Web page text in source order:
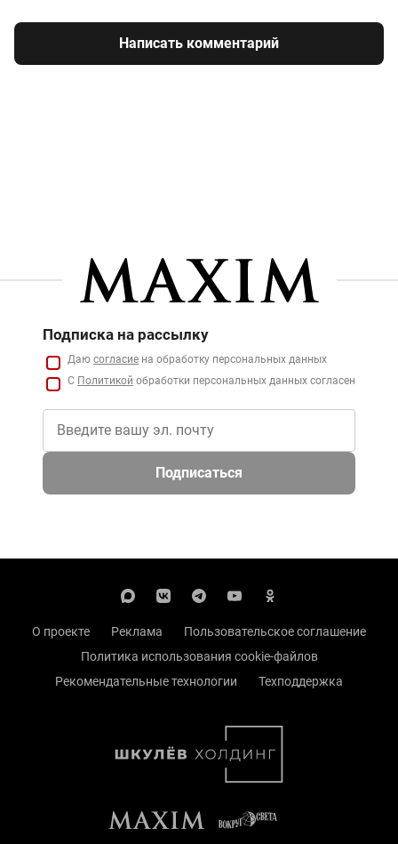
Написать комментарий
Подписка на рассылку
Даю согласие на обработку персональных данных
С Политикой обработки персональных данных согласен
Подписаться
О проекте Реклама
Пользовательское соглашение
Политика использования cookie-файлов
Рекомендательные технологии
Техподдержка